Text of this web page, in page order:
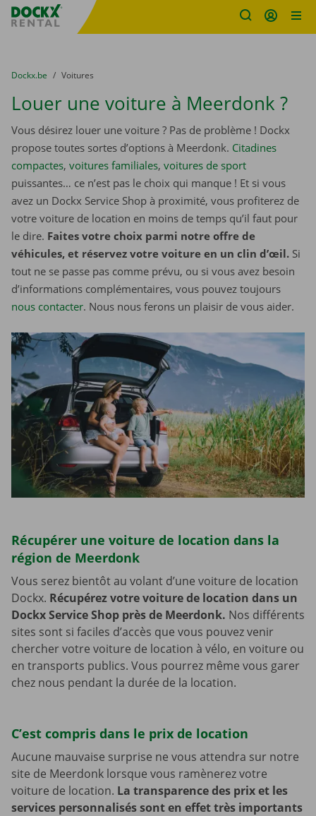
sitename
You are here:
du
Dockx.be to
Voitures
Louer une voiture à Meerdonk ?
Vous désirez louer une voiture ? Pas de problème ! Dockx
propose toutes sortes d’options à Meerdonk. Citadines
compactes, voitures familiales, voitures de sport
puissantes… ce n’est pas le choix qui manque ! Et si vous
avez un Dockx Service Shop à proximité, vous profiterez de
votre voiture de location en moins de temps qu’il faut pour
le dire. Faites votre choix parmi notre offre de
véhicules, et réservez votre voiture en un clin d’œil. Si
tout ne se passe pas comme prévu, ou si vous avez besoin
d’informations complémentaires, vous pouvez toujours
nous contacter. Nous nous ferons un plaisir de vous aider.
Récupérer une voiture de location dans la
région de Meerdonk
Vous serez bientôt au volant d’une voiture de location
Dockx. Récupérez votre voiture de location dans un
Dockx Service Shop près de Meerdonk. Nos différents
sites sont si faciles d’accès que vous pouvez venir
chercher votre voiture de location à vélo, en voiture ou
en transports publics. Vous pourrez même vous garer
chez nous pendant la durée de la location.
C’est compris dans le prix de location
Aucune mauvaise surprise ne vous attendra sur notre
site de Meerdonk lorsque vous ramènerez votre
voiture de location. La transparence des prix et les
services personnalisés sont en effet très importants